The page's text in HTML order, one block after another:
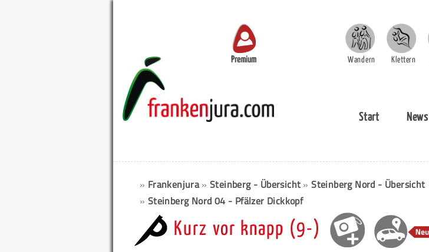
Premium Wandern Klettern
Start News
» Frankenjura»Steinberg - Übersicht »Steinberg Nord - Übersicht
» Steinberg Nord 04 - Pfälzer Dickkopf
Kurz vor knapp (9-)